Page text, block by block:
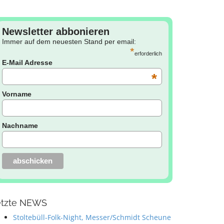
Newsletter abbonieren
Immer auf dem neuesten Stand per email:
*erforderlich
E-Mail Adresse
*
Vorname
Nachname
NEWS
Stoltebüll-Folk-Night, Messer/Schmidt Scheune